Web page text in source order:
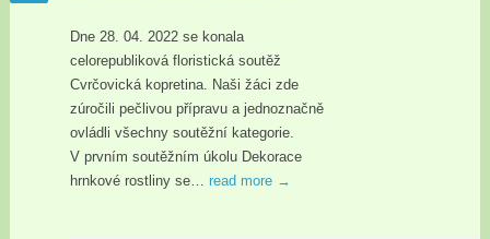
Dne 28. 04. 2022 se konala
celorepubliková floristická soutěž
Cvrčovická kopretina. Naši žáci zde
zúročili pečlivou přípravu a jednoznačně
ovládli všechny soutěžní kategorie.
V prvním soutěžním úkolu Dekorace
hrnkové rostliny se… read more →